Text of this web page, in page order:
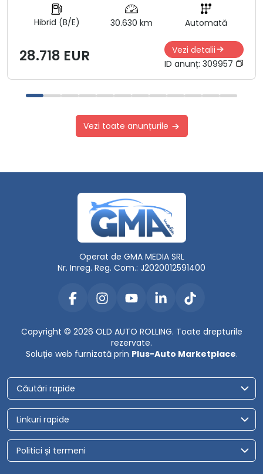
Hibrid (B/E) 30.630 km Automată
28.718 EUR
Vezi detalii
ID anunț: 309957
Vezi toate anunțurile
Operat de GMA MEDIA SRL
Nr. Inreg. Reg. Com.: J2020012591400
Copyright © 2026 OLD AUTO ROLLING. Toate drepturile
rezervate.
Soluție web furnizată prin Plus-Auto Marketplace.
Căutări rapide
Linkuri rapide
Politici și termeni